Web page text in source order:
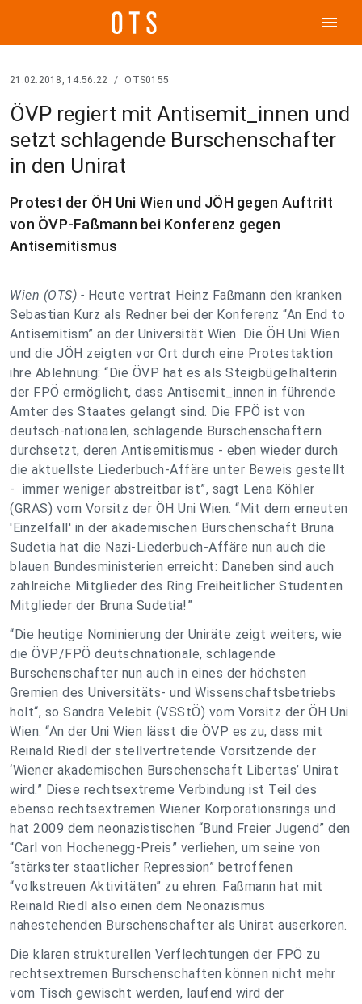
menu
21.02.2018, 14:56:22 / OTS0155
ÖVP regiert mit Antisemit_innen und
setzt schlagende Burschenschafter
in den Unirat
Protest der ÖH Uni Wien und JÖH gegen Auftritt
von ÖVP-Faßmann bei Konferenz gegen
Antisemitismus
Wien (OTS) - Heute vertrat Heinz Faßmann den kranken
Sebastian Kurz als Redner bei der Konferenz “An End to
Antisemitism” an der Universität Wien. Die ÖH Uni Wien
und die JÖH zeigten vor Ort durch eine Protestaktion
ihre Ablehnung: “Die ÖVP hat es als Steigbügelhalterin
der FPÖ ermöglicht, dass Antisemit_innen in führende
Ämter des Staates gelangt sind. Die FPÖ ist von
deutsch-nationalen, schlagende Burschenschaftern
durchsetzt, deren Antisemitismus - eben wieder durch
die aktuellste Liederbuch-Affäre unter Beweis gestellt
- immer weniger abstreitbar ist”, sagt Lena Köhler
(GRAS) vom Vorsitz der ÖH Uni Wien. “Mit dem erneuten
'Einzelfall' in der akademischen Burschenschaft Bruna
Sudetia hat die Nazi-Liederbuch-Affäre nun auch die
blauen Bundesministerien erreicht: Daneben sind auch
zahlreiche Mitglieder des Ring Freiheitlicher Studenten
Mitglieder der Bruna Sudetia!”
“Die heutige Nominierung der Uniräte zeigt weiters, wie
die ÖVP/FPÖ deutschnationale, schlagende
Burschenschafter nun auch in eines der höchsten
Gremien des Universitäts- und Wissenschaftsbetriebs
holt“, so Sandra Velebit (VSStÖ) vom Vorsitz der ÖH Uni
Wien. “An der Uni Wien lässt die ÖVP es zu, dass mit
Reinald Riedl der stellvertretende Vorsitzende der
‘Wiener akademischen Burschenschaft Libertas’ Unirat
wird.” Diese rechtsextreme Verbindung ist Teil des
ebenso rechtsextremen Wiener Korporationsrings und
hat 2009 dem neonazistischen “Bund Freier Jugend” den
“Carl von Hochenegg-Preis” verliehen, um seine von
“stärkster staatlicher Repression” betroffenen
“volkstreuen Aktivitäten” zu ehren. Faßmann hat mit
Reinald Riedl also einen dem Neonazismus
nahestehenden Burschenschafter als Unirat auserkoren.
Die klaren strukturellen Verflechtungen der FPÖ zu
rechtsextremen Burschenschaften können nicht mehr
vom Tisch gewischt werden, laufend wird der